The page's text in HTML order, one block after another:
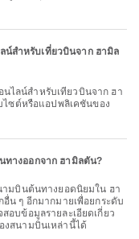
น์สำหรับเที่ยวบินจาก ฮามิล
ไซต์หรือแอปพลิเคชันของ
ทางออกจาก ฮามิลตัน?
ามบินต้นทางยอดนิยมใน ฮา
น ๆ อีกมากมายเพื่อยกระดับ
บข้อมูลรายละเอียดเกี่ยว
งสนามบินเหล่านี้ได้